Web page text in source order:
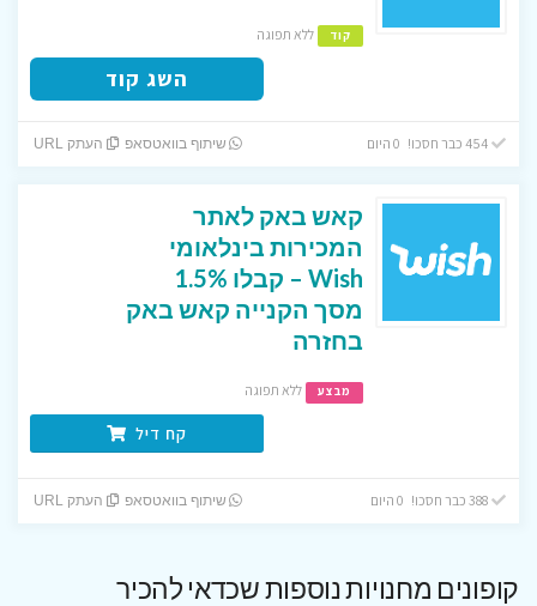
קוד ללא תפוגה
השג קוד
454 כבר חסכו! 0 היום שיתוף בוואטסאפ העתק URL
קאש באק לאתר
המכירות בינלאומי
Wish – קבלו 1.5%
מסך הקנייה קאש באק
בחזרה
מבצע ללא תפוגה
קח דיל
388 כבר חסכו! 0 היום שיתוף בוואטסאפ העתק URL
קופונים מחנויות נוספות שכדאי להכיר